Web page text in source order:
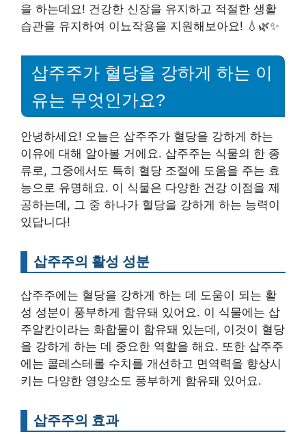
을 하는데요! 건강한 신장을 유지하고 적절한 생활
습관을 유지하여 이뇨작용을 지원해보아요! 💧🌿✨
삽주주가 혈당을 강하게 하는 이
유는 무엇인가요?
안녕하세요! 오늘은 삽주주가 혈당을 강하게 하는
이유에 대해 알아볼 거에요. 삽주주는 식물의 한 종
류로, 그중에서도 특히 혈당 조절에 도움을 주는 효
능으로 유명해요. 이 식물은 다양한 건강 이점을 제
공하는데, 그 중 하나가 혈당을 강하게 하는 능력이
있답니다!
삽주주의 활성 성분
삽주주에는 혈당을 강하게 하는 데 도움이 되는 활
성 성분이 풍부하게 함유돼 있어요. 이 식물에는 삽
주알칸이라는 화합물이 함유돼 있는데, 이것이 혈당
을 강하게 하는 데 중요한 역할을 해요. 또한 삽주주
에는 콜레스테롤 수치를 개선하고 면역력을 향상시
키는 다양한 영양소도 풍부하게 함유돼 있어요.
삽주주의 효과